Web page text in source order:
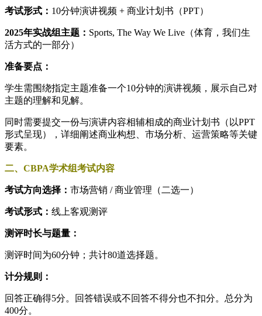
考试形式： 10分钟演讲视频 + 商业计划书（PPT）
2025年实战组主题： Sports, The Way We Live（体育，我们生
活方式的一部分）
准备要点：
学生需围绕指定主题准备一个10分钟的演讲视频，展示自己对
主题的理解和见解。
同时需要提交一份与演讲内容相辅相成的商业计划书（以PPT
形式呈现），详细阐述商业构想、市场分析、运营策略等关键
要素。
二、CBPA学术组考试内容
考试方向选择： 市场营销 / 商业管理（二选一）
考试形式： 线上客观测评
测评时长与题量：
测评时间为60分钟；共计80道选择题。
计分规则：
回答正确得5分。回答错误或不回答不得分也不扣分。总分为
400分。